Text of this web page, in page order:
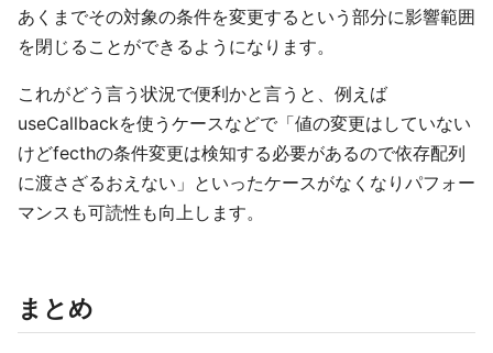
あくまでその対象の条件を変更するという部分に影響範囲
を閉じることができるようになります。
これがどう言う状況で便利かと言うと、例えば
useCallbackを使うケースなどで「値の変更はしていない
けどfecthの条件変更は検知する必要があるので依存配列
に渡さざるおえない」といったケースがなくなりパフォー
マンスも可読性も向上します。
まとめ